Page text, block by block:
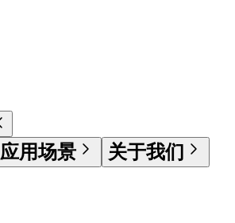
应用场景
关于我们